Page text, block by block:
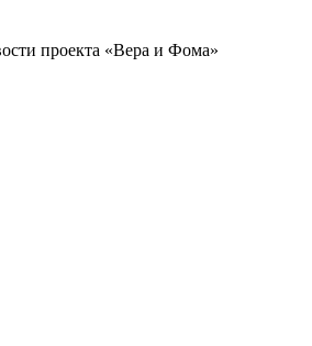
проекта «Вера и Фома»